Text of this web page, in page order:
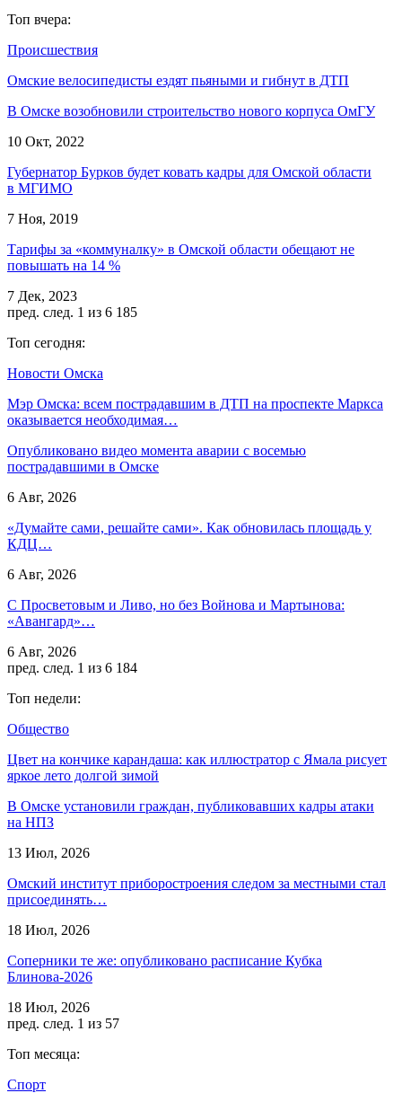
Топ вчера:
Происшествия
Омские велосипедисты ездят пьяными и гибнут в ДТП
В Омске возобновили строительство нового корпуса ОмГУ
10 Окт, 2022
Губернатор Бурков будет ковать кадры для Омской области
в МГИМО
7 Ноя, 2019
Тарифы за «коммуналку» в Омской области обещают не
повышать на 14 %
7 Дек, 2023
пред. след. 1 из 6 185
Топ сегодня:
Новости Омска
Мэр Омска: всем пострадавшим в ДТП на проспекте Маркса
оказывается необходимая…
Опубликовано видео момента аварии с восемью
пострадавшими в Омске
6 Авг, 2026
«Думайте сами, решайте сами». Как обновилась площадь у
КДЦ…
6 Авг, 2026
С Просветовым и Ливо, но без Войнова и Мартынова:
«Авангард»…
6 Авг, 2026
пред. след. 1 из 6 184
Топ недели:
Общество
Цвет на кончике карандаша: как иллюстратор с Ямала рисует
яркое лето долгой зимой
В Омске установили граждан, публиковавших кадры атаки
на НПЗ
13 Июл, 2026
Омский институт приборостроения следом за местными стал
присоединять…
18 Июл, 2026
Соперники те же: опубликовано расписание Кубка
Блинова-2026
18 Июл, 2026
пред. след. 1 из 57
Топ месяца:
Спорт